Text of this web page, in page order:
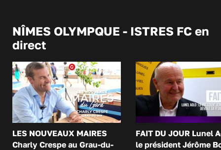
NÎMES OLYMPQUE - ISTRES FC en
direct
LES NOUVEAUX MAIRES
Charly Crespe au Grau-du-
FAIT DU JOUR Lunel
le président Jérôme